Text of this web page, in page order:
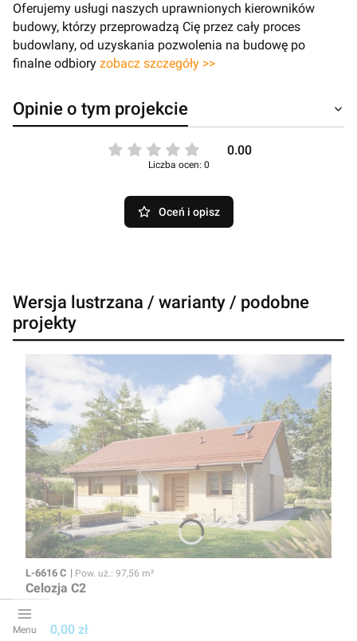
Oferujemy usługi naszych uprawnionych kierowników
budowy, którzy przeprowadzą Cię przez cały proces
budowlany, od uzyskania pozwolenia na budowę po
finalne odbiory zobacz szczegóły >>
Opinie o tym projekcie
0.00
Liczba ocen: 0
Oceń i opisz
Wersja lustrzana / warianty / podobne
projekty
Kod
L-6616 C Powierzchnia użytkowa
Pow. uż.: 97,56 m²
Celozja C2
Cena projektu
1 750,00 zł
Menu